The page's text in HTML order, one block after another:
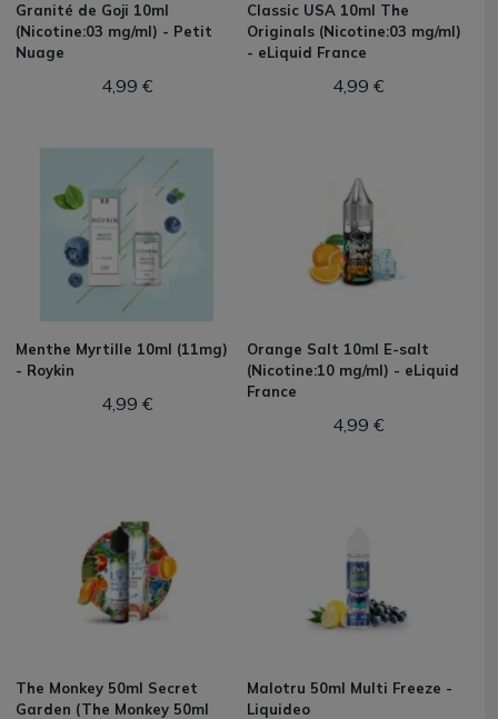
Granité de Goji 10ml
(Nicotine:03 mg/ml) - Petit
Nuage
4,99 €
Classic USA 10ml The
Originals (Nicotine:03 mg/ml)
- eLiquid France
4,99 €
Menthe Myrtille 10ml (11mg)
- Roykin
4,99 €
Orange Salt 10ml E-salt
(Nicotine:10 mg/ml) - eLiquid
France
4,99 €
The Monkey 50ml Secret
Garden (The Monkey 50ml
Malotru 50ml Multi Freeze -
Liquideo